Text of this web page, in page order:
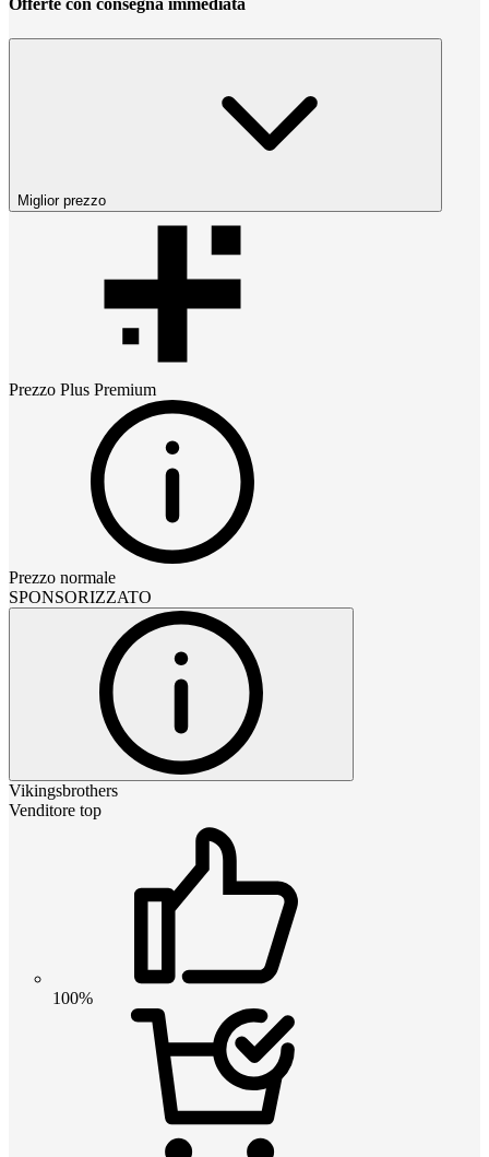
Offerte con consegna immediata
Miglior prezzo
Prezzo Plus Premium
Prezzo normale
SPONSORIZZATO
Vikingsbrothers
Venditore top
100%